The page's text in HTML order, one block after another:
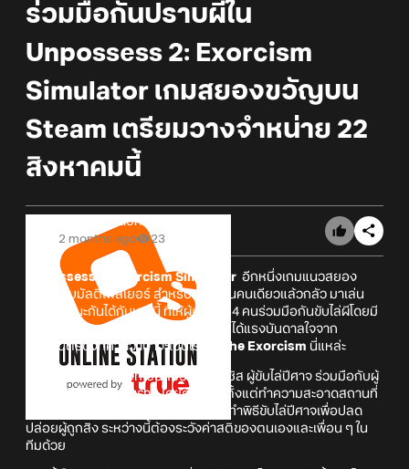
ร่วมมือกันปราบผีใน
Unpossess 2: Exorcism
Simulator เกมสยองขวัญบน
Steam เตรียมวางจำหน่าย 22
สิงหาคมนี้
Online Station
2 months ago
23
Unpossess 2: Exorcism Simulator อีกหนึ่งเกมแนวสยอง
ขวัญแบบมัลติเพลเยอร์ สำหรับคนที่เล่นคนเดียวแล้วกลัว มาเล่น
เป็นหมู่คณะกันได้กับเกมนี้ ที่ให้ผู้เล่น 1 - 4 คนร่วมมือกันขับไล่ผีโดยมี
ฉากในเกมแบบช่วงปลายทศวรรษที่ 20 ได้แรงบันดาลใจจาก
ภาพยนตร์ดังที่คาดว่าน่าจะเป็นเรื่อง
The Exorcism นี่แหล่ะ
ผู้เล่นทุกคนจะได้รับบทเป็นหมอผีเอกโซซิส ผู้ขับไล่ปีศาจ ร่วมมือกับผู้
เล่นอื่นขับไล่วิญญานร้าย โดยต้องเริ่มตั้งแต่ทำความสะอาดสถานที่
ที่ถูกผีสิง, รวบรวมหลักฐานต่าง ๆ และทำพิธีขับไล่ปีศาจเพื่อปลด
ปล่อยผู้ถูกสิง ระหว่างนี้ต้องระวังค่าสติของตนเองและเพื่อน ๆ ใน
ทีมด้วย